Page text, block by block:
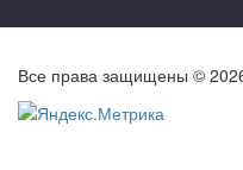
Все права защищены ©